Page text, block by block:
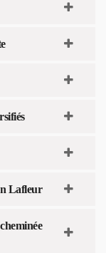
Lafleur